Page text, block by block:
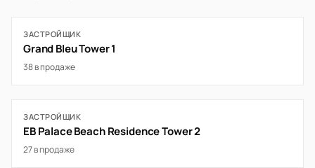
ЗАСТРОЙЩИК
Grand Bleu Tower 1
38 в продаже
ЗАСТРОЙЩИК
EB Palace Beach Residence Tower 2
27 в продаже